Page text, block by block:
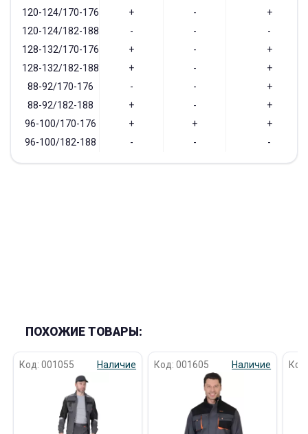
120-124/170-176
+ -
+
120-124/182-188
- -
-
128-132/170-176
+ -
+
128-132/182-188
+ -
+
88-92/170-176
- -
+
88-92/182-188
+ -
+
96-100/170-176
+ +
+
96-100/182-188
- - -
ПОХОЖИЕ ТОВАРЫ:
Код: 001055 Наличие Код: 001605 Наличие